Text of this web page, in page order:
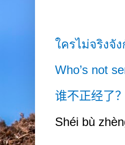
ใครไม่จริงจั
Who’s not
谁不正经了？
Shéi bù